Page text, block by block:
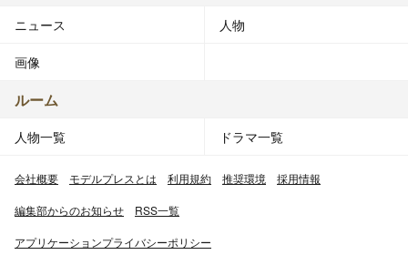
ニュース 人物
画像
ルーム
人物一覧 ドラマ一覧
会社概要 モデルプレスとは 利用規約 推奨環境 採用情報
編集部からのお知らせ RSS一覧
アプリケーションプライバシーポリシー